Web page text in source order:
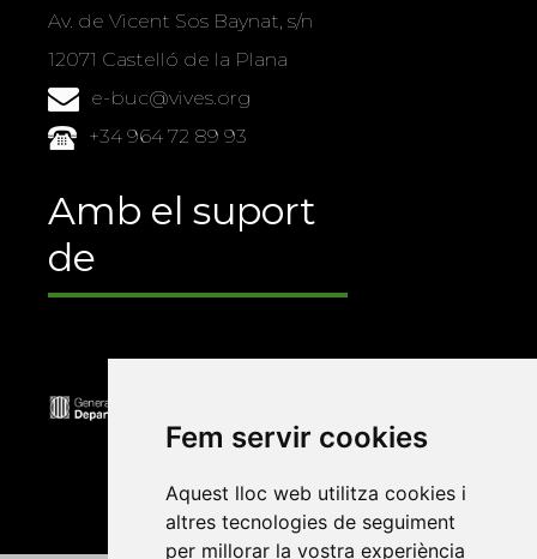
Fem servir cookies
Aquest lloc web utilitza cookies i
altres tecnologies de seguiment
per millorar la vostra experiència
Av. de Vicent Sos Baynat, s/n
12071 Castelló de la Plana
e-buc@vives.org
+34 964 72 89 93
Amb el suport
de